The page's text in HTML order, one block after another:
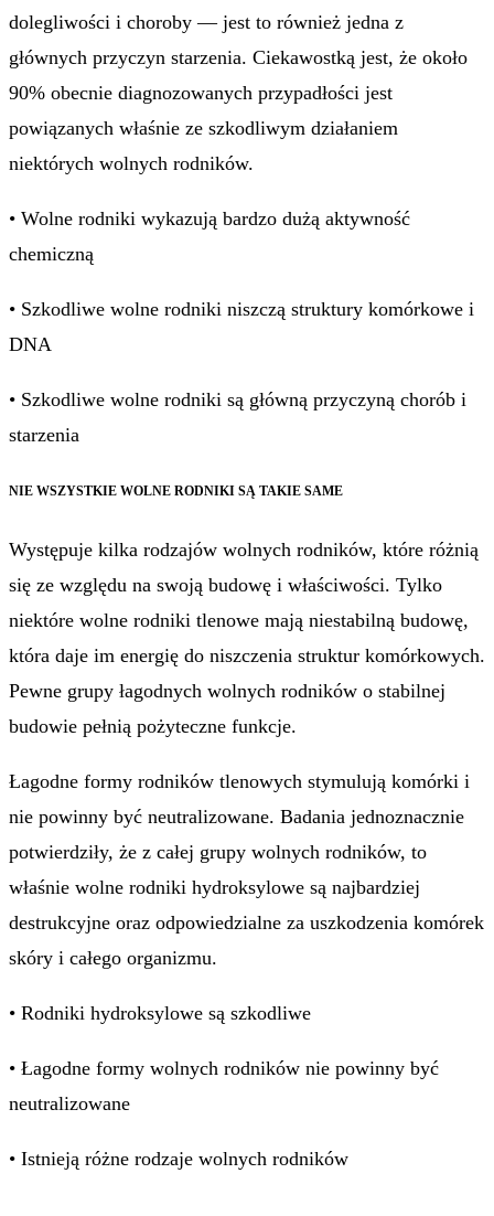
dolegliwości i choroby — jest to również jedna z
głównych przyczyn starzenia. Ciekawostką jest, że około
90% obecnie diagnozowanych przypadłości jest
powiązanych właśnie ze szkodliwym działaniem
niektórych wolnych rodników.
• Wolne rodniki wykazują bardzo dużą aktywność
chemiczną
• Szkodliwe wolne rodniki niszczą struktury komórkowe i
DNA
• Szkodliwe wolne rodniki są główną przyczyną chorób i
starzenia
NIE WSZYSTKIE WOLNE RODNIKI SĄ TAKIE SAME
Występuje kilka rodzajów wolnych rodników, które różnią
się ze względu na swoją budowę i właściwości. Tylko
niektóre wolne rodniki tlenowe mają niestabilną budowę,
która daje im energię do niszczenia struktur komórkowych.
Pewne grupy łagodnych wolnych rodników o stabilnej
budowie pełnią pożyteczne funkcje.
Łagodne formy rodników tlenowych stymulują komórki i
nie powinny być neutralizowane. Badania jednoznacznie
potwierdziły, że z całej grupy wolnych rodników, to
właśnie wolne rodniki hydroksylowe są najbardziej
destrukcyjne oraz odpowiedzialne za uszkodzenia komórek
skóry i całego organizmu.
• Rodniki hydroksylowe są szkodliwe
• Łagodne formy wolnych rodników nie powinny być
neutralizowane
• Istnieją różne rodzaje wolnych rodników